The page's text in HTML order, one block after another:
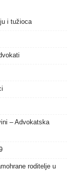
i tužioca
– Advokatska
roditelje u